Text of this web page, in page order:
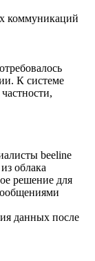
коммуникаций
К системе
beeline
облака
решение для
данных после